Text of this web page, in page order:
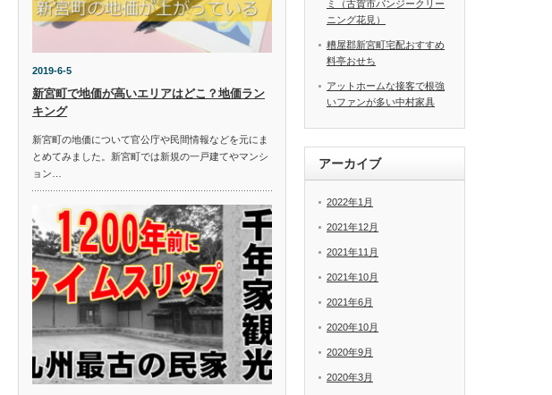
2019-6-5
新宮町で地価が高いエリアはどこ？地価ラン
キング
新宮町の地価について官公庁や民間情報などを元にま
とめてみました。新宮町では新規の一戸建てやマンシ
ョン…
ミ（古賀市パンジークリー
ニング花見）
糟屋郡新宮町宅配おすすめ
料亭おせち
アットホームな接客で根強
いファンが多い中村家具
アーカイブ
2022年1月
2021年12月
2021年11月
2021年10月
2021年6月
2020年10月
2020年9月
2020年3月